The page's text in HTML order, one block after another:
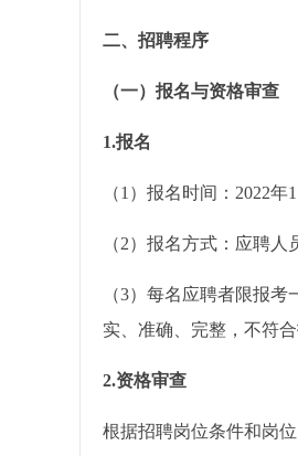
二、招聘程序
（一）报名与资格审查
1.报名
（1）报名时间：2022年
（2）报名方式：应聘人
（3）每名应聘者限报
实、准确、完整，不符
2.资格审查
根据招聘岗位条件和岗